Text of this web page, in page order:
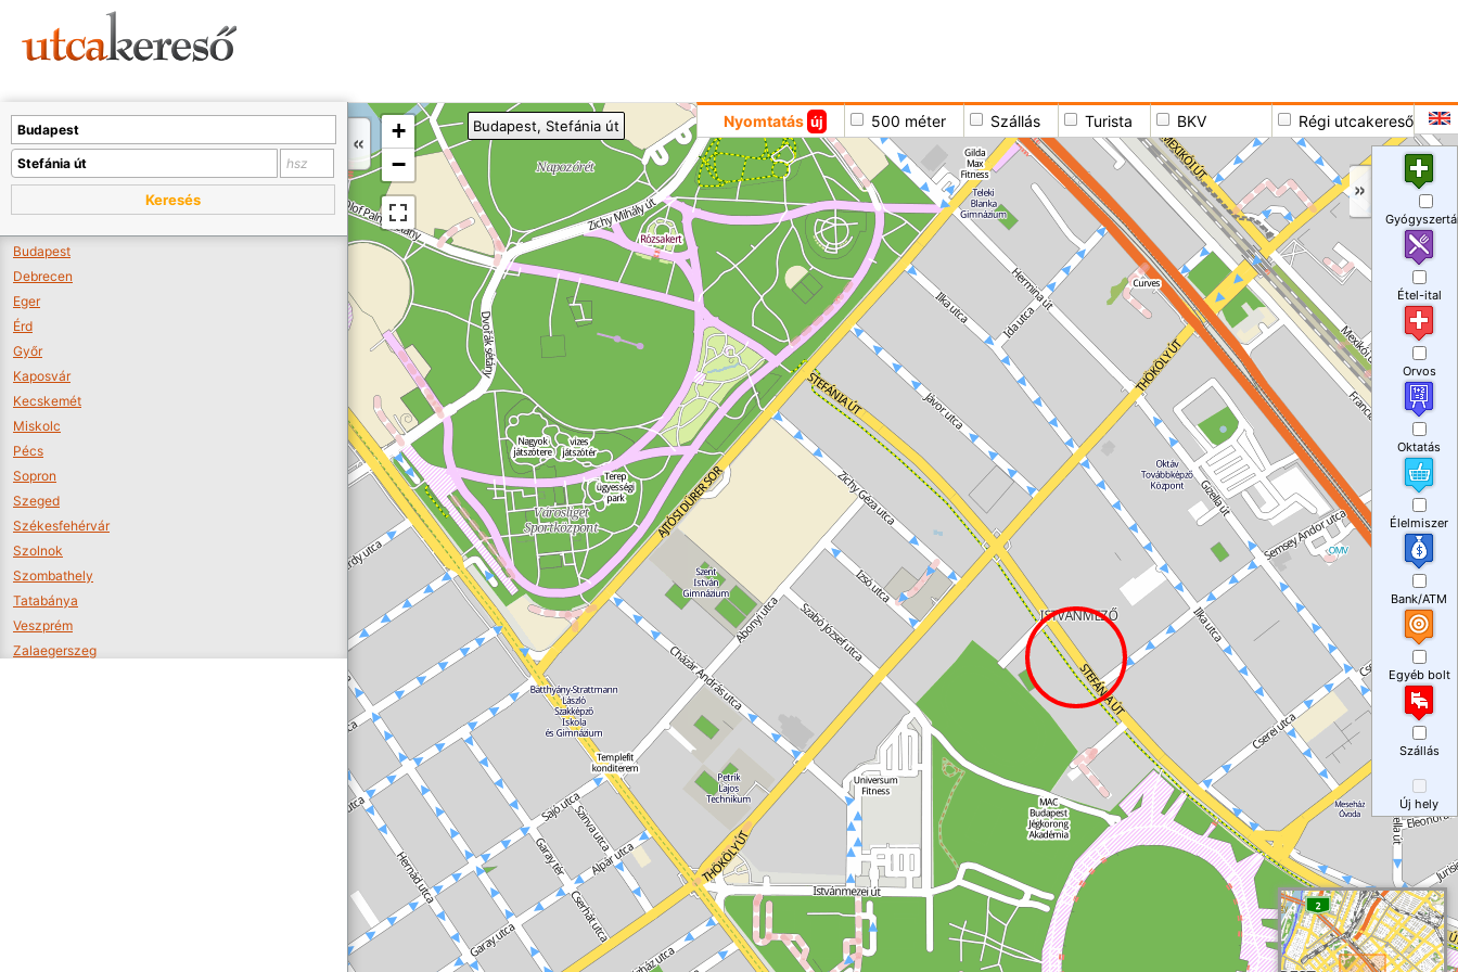
+
−
Nyomtatás új 500 méter Szállás Turista BKV Régi utcakereső
Budapest, Stefánia út
Keresés
Budapest
Debrecen
Eger
Érd
Győr
Kaposvár
Kecskemét
Miskolc
Pécs
Sopron
Szeged
Székesfehérvár
Szolnok
Szombathely
Tatabánya
Veszprém
Zalaegerszeg
Étel-ital
Orvos
Oktatás
Élelmiszer
Bank/ATM
Egyéb bolt
Szállás
Új hely
A térképet kicsinyíteni kell, hogy látszódjanak a boltok.
Boltok látszódjanak >>